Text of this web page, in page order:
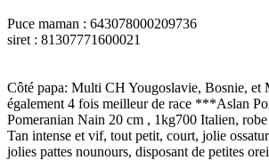
Puce maman : 643078000209736
siret : 81307771600021
Côté papa: Multi CH Yougoslavie, Bosnie, et
également 4 fois meilleur de race ***Aslan
Pomeranian Nain 20 cm , 1kg700 Italien,
Tan intense et vif, tout petit, court, jolie
jolies pattes nounours, disposant de petites